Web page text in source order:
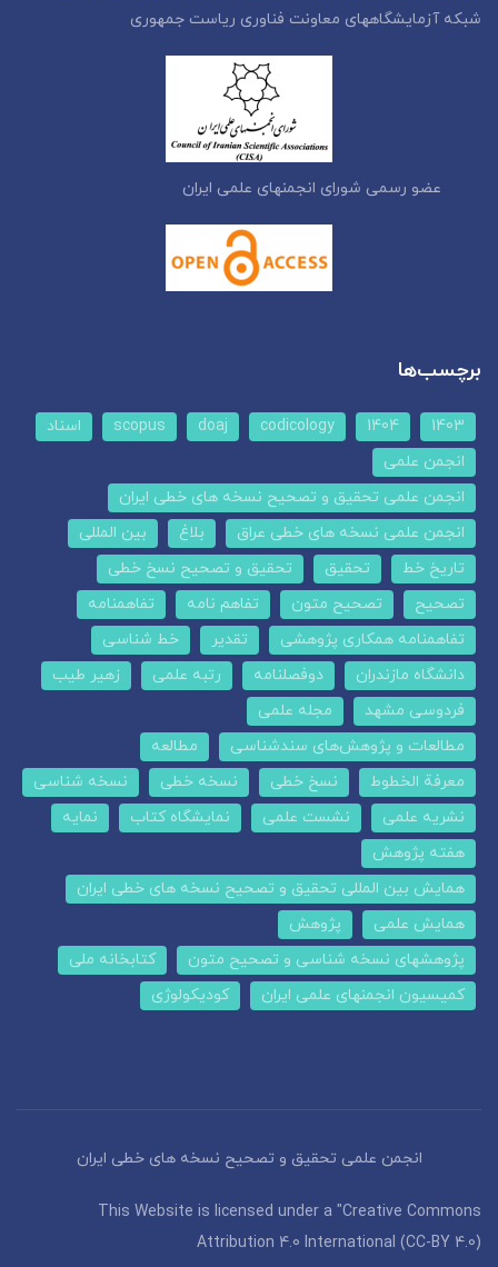
شبکه آزمایشگاههای معاونت فناوری ریاست جمهوری
عضو رسمی شورای انجمنهای علمی ایران
برچسب‌ها
1403
1404
codicology
doaj
scopus
اسناد
انجمن علمی
انجمن علمی تحقیق و تصحیح نسخه های خطی ایران
انجمن علمی نسخه های خطی عراق
بلاغ
بین المللی
تاریخ خط
تحقیق
تحقیق و تصحیح نسخ خطی
تصحیح
تصحیح متون تفاهم نامه
تفاهمنامه
تفاهمنامه همکاری پژوهشی
تقدیر
خط شناسی
دانشگاه مازندران
دوفصلنامه رتبه علمی
زهیر طیب
فردوسی مشهد
مجله علمی
مطالعات و پژوهش‌های سندشناسی
مطالعه
معرفة الخطوط
نسخ خطی نسخه خطی
نسخه شناسی
نشریه علمی
نشست علمی نمایشگاه کتاب
نمایه
هفته پژوهش
همایش بین المللی تحقیق و تصحیح نسخه های خطی ایران
همایش علمی
پژوهش
پژوهشهای نسخه شناسی و تصحیح متون
کتابخانه ملی
کمیسیون انجمنهای علمی ایران
کودیکولوژی
انجمن علمی تحقیق و تصحیح نسخه های خطی ایران
This Website is licensed under a "Creative Commons
Attribution 4.0 International (CC-BY 4.0)